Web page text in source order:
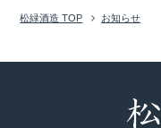
松緑酒造 TOP お知らせ